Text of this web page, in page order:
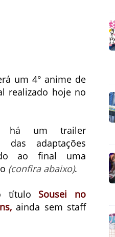
um 4° anime de
realizado hoje no
há um trailer
das adaptações
ao final uma
(confira abaixo).
título Sousei no
ainda sem staff